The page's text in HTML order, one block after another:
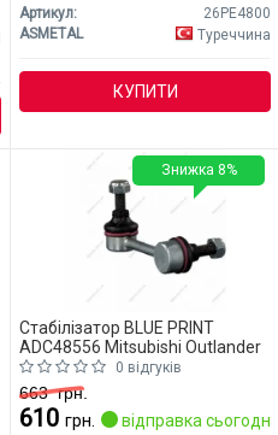
Артикул:
26PE4800
ASMETAL
Туреччина
КУПИТИ
Стабілізатор BLUE PRINT
ADC48556 Mitsubishi Outlander
0 відгуків
663грн.
610 грн. відправка сьогодні
Знижка 8%